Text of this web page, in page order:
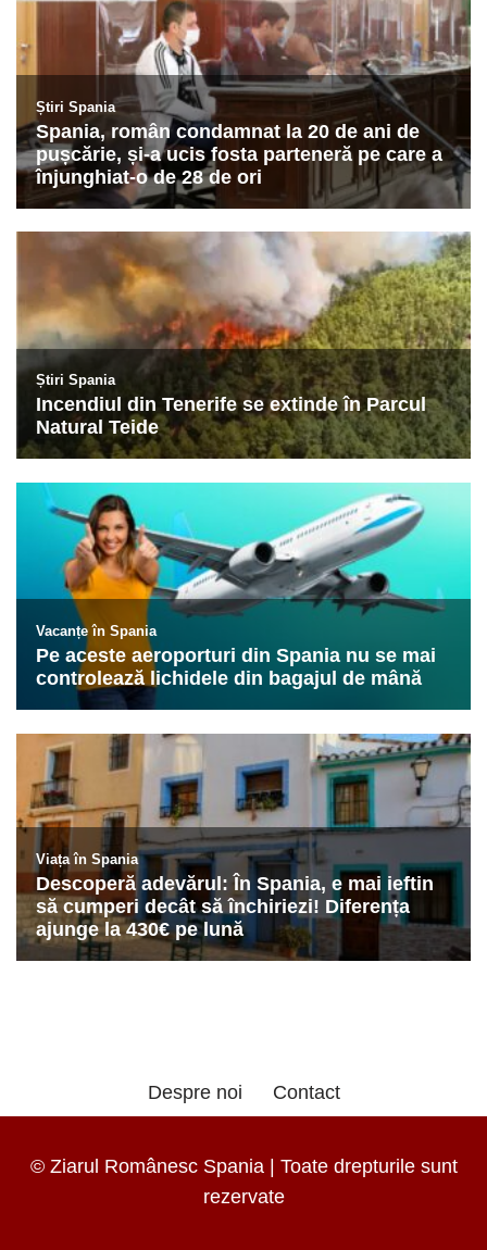
Despre noi Contact
© Ziarul Românesc Spania | Toate drepturile sunt
rezervate